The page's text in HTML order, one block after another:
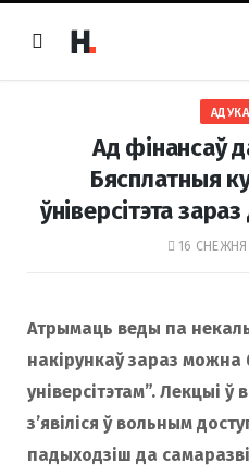
Ад фінансаў
Бясплатныя
ўніверсітэта
16 СНЕЖНЯ
Атрымаць веды па
накірункаў зараз можна
універсітэтам”. Лекцыі
з’явіліся ў вольным
падыходзіш да